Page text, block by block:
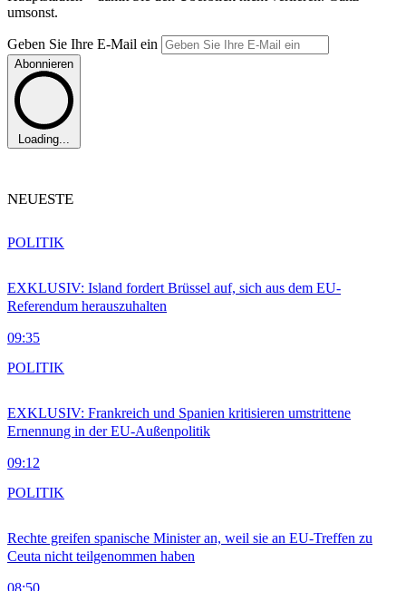
umsonst.
Geben Sie Ihre E-Mail ein
Abonnieren
Loading...
NEUESTE
EXKLUSIV: Island fordert Brüssel auf, sich aus dem EU-
Referendum herauszuhalten
09:35
POLITIK
EXKLUSIV: Frankreich und Spanien kritisieren umstrittene
Ernennung in der EU-Außenpolitik
09:12
POLITIK
Rechte greifen spanische Minister an, weil sie an EU-Treffen zu
Ceuta nicht teilgenommen haben
POLITIK